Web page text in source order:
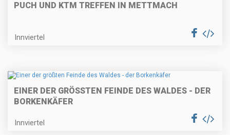
PUCH UND KTM TREFFEN IN METTMACH
Innviertel
EINER DER GRÖSSTEN FEINDE DES WALDES - DER B
ORKENKÄFER
Innviertel